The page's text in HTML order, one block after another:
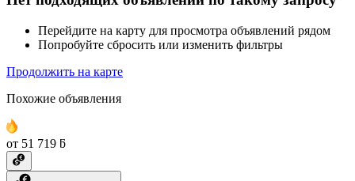
Перейдите на карту для просмотра объявлений рядом
Попробуйте сбросить или изменить фильтры
Продолжить на карте
Похожие объявления
от 51 719 ƃ